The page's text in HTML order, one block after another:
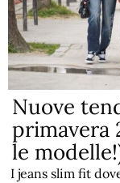
Nuove
primavera
le
I jeans slim fit